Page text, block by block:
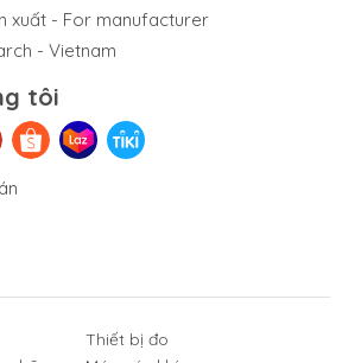
xuất - For manufacturer
- Vietnam
tôi
Thiết bị đo